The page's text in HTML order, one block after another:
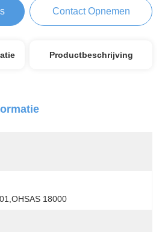
Contact Opnemen
Productbeschrijving
18000